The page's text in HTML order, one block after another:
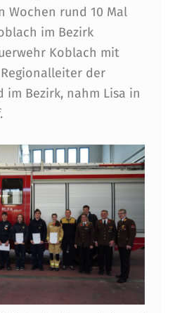
Wochen rund 10 Mal
im Bezirk
Koblach mit
der
im Bezirk, nahm Lisa in